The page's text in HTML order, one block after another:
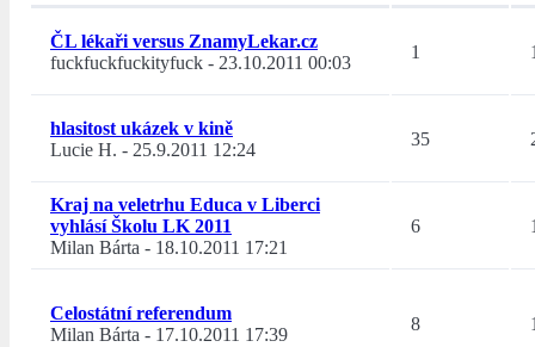
ČL lékaři versus ZnamyLekar.cz
fuckfuckfuckityfuck - 23.10.2011 00:03
1
hlasitost ukázek v kině
Lucie H. - 25.9.2011 12:24
35
Kraj na veletrhu Educa v Liberci
vyhlásí Školu LK 2011
Milan Bárta - 18.10.2011 17:21
6
Celostátní referendum
Milan Bárta - 17.10.2011 17:39
8